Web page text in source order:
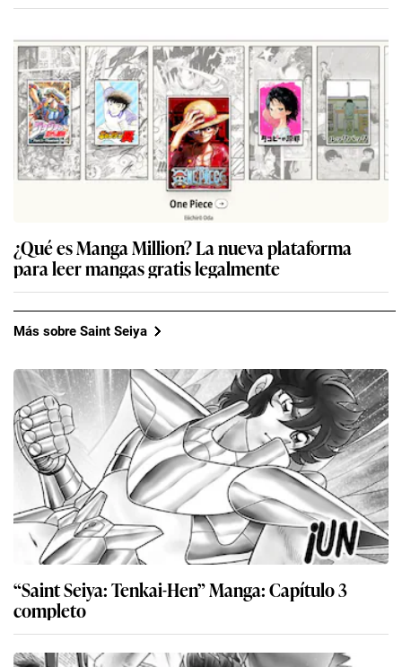
¿Qué es Manga Million? La nueva plataforma
para leer mangas gratis legalmente
Más sobre Saint Seiya
“Saint Seiya: Tenkai-Hen” Manga: Capítulo 3
completo